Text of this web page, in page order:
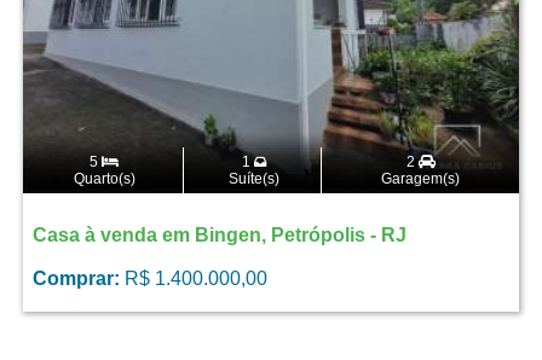
5
Quarto(s)
1
Suíte(s)
2
Garagem(s)
Casa à venda em Bingen, Petrópolis - RJ
Comprar: R$ 1.400.000,00